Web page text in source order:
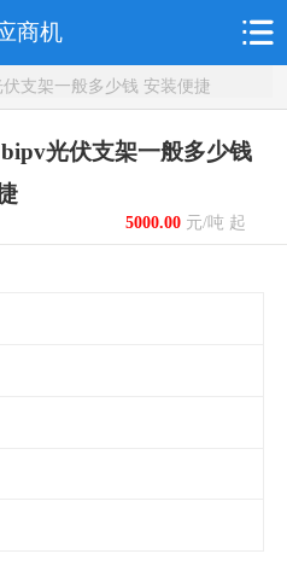
商机
支架一般多少钱 安装便捷
光伏支架一般多少钱
5000.00元/吨 起